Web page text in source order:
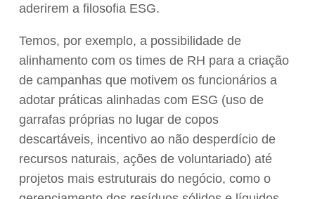
aderirem a filosofia ESG.
Temos, por exemplo, a possibilidade de
alinhamento com os times de RH para a criação
de campanhas que motivem os funcionários a
adotar práticas alinhadas com ESG (uso de
garrafas próprias no lugar de copos
descartáveis, incentivo ao não desperdício de
recursos naturais, ações de voluntariado) até
projetos mais estruturais do negócio, como o